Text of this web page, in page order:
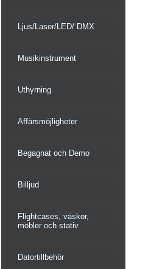
Ljus/Laser/LED/ DMX
Musikinstrument
Uthyrning
Affärsmöjligheter
Begagnat och Demo
Billjud
Flightcases, väskor,
möbler och stativ
Datortillbehör